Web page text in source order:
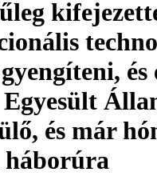
és
és már